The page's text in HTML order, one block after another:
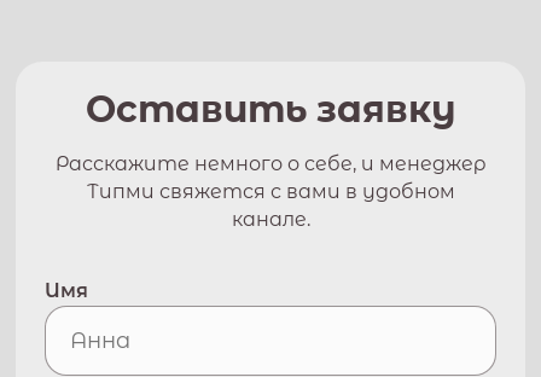
Оставить заявку
Расскажите немного о себе, и менеджер
Типми свяжется с вами в удобном
канале.
Имя